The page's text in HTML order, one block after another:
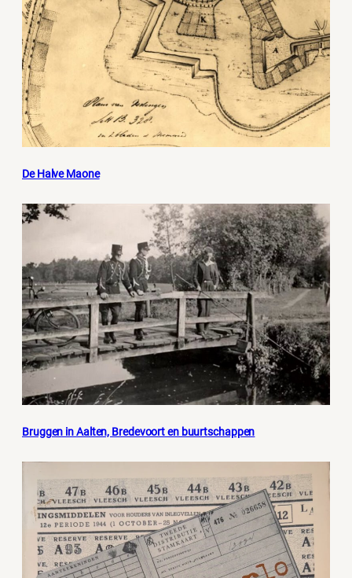
De Halve Maone
Bruggen in Aalten, Bredevoort en buurtschappen